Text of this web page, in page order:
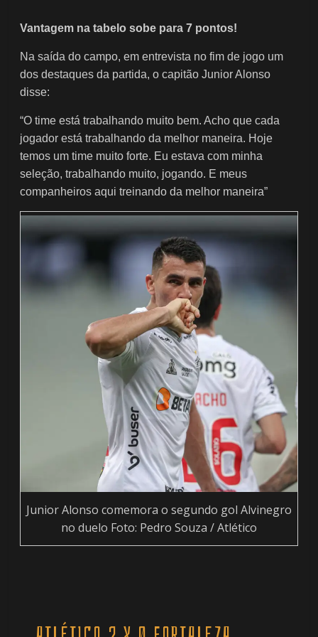
Vantagem na tabelo sobe para 7 pontos!
Na saída do campo, em entrevista no fim de jogo um
dos destaques da partida, o capitão Junior Alonso
disse:
“O time está trabalhando muito bem. Acho que cada
jogador está trabalhando da melhor maneira. Hoje
temos um time muito forte. Eu estava com minha
seleção, trabalhando muito, jogando. E meus
companheiros aqui treinando da melhor maneira”
Junior Alonso comemora o segundo gol Alvinegro
no duelo Foto: Pedro Souza / Atlético